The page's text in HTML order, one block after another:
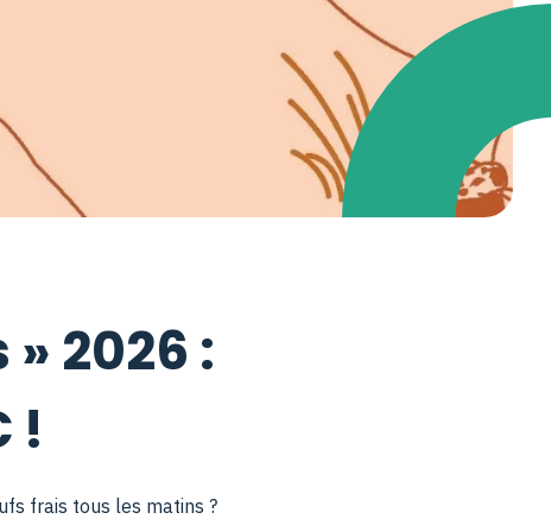
2026 :
!
frais tous les matins ?